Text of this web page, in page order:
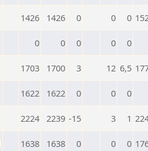
1426 1426 0 0 0
0 0 0 0 0
1703 1700 3 12 6,5
1622 1622 0 0 0
2224 2239 -15 3 1
1638 1638 0 0 0